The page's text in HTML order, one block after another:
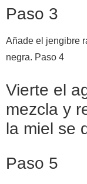
Paso 3
Añade el jengibre
negra. Paso 4
Vierte el
mezcla y
la miel se
Paso 5